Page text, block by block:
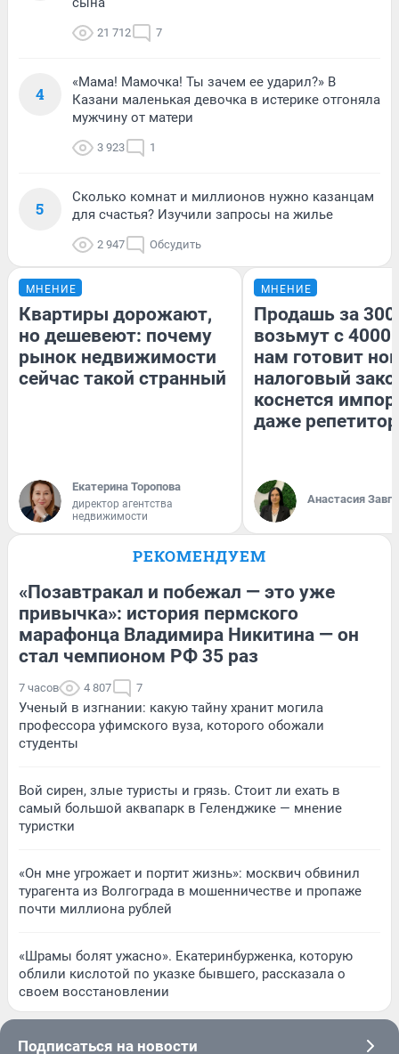
21 712 7
4
«Мама! Мамочка! Ты зачем ее ударил?» В
Казани маленькая девочка в истерике отгоняла
мужчину от матери
3 923 1
5
Сколько комнат и миллионов нужно казанцам
для счастья? Изучили запросы на жилье
2 947 Обсудить
МНЕНИЕ
Квартиры дорожают,
но дешевеют: почему
рынок недвижимости
сейчас такой странный
Екатерина Торопова
директор агентства
недвижимости
МНЕНИЕ
Продашь за
возьмут с
нам готовит
налоговый
коснется
даже
Анастасия
РЕКОМЕНДУЕМ
«Позавтракал и побежал — это уже
привычка»: история пермского
марафонца Владимира Никитина — он
стал чемпионом РФ 35 раз
7 часов 4 807 7
Ученый в изгнании: какую тайну хранит могила
профессора уфимского вуза, которого обожали
студенты
Вой сирен, злые туристы и грязь. Стоит ли ехать в
самый большой аквапарк в Геленджике — мнение
туристки
«Он мне угрожает и портит жизнь»: москвич обвинил
турагента из Волгограда в мошенничестве и пропаже
почти миллиона рублей
«Шрамы болят ужасно». Екатеринбурженка, которую
облили кислотой по указке бывшего, рассказала о
своем восстановлении
Подписаться на новости